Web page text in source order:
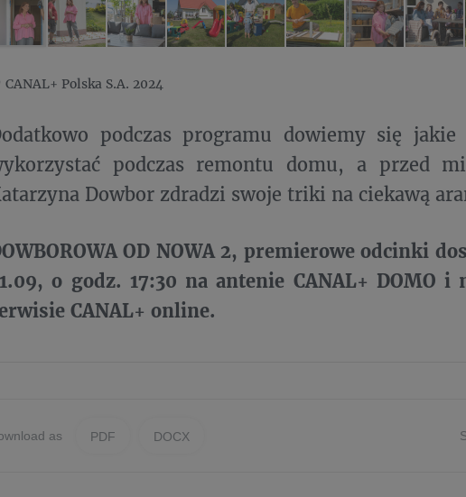
Polska S.A. 2024
podczas programu dowiemy się
podczas remontu domu, a przed
Dowbor zdradzi swoje triki na ciekawą
OD NOWA 2, premierowe odcinki
o godz. 17:30 na antenie CANAL+ DOMO i
CANAL+ online.
as PDF DOCX